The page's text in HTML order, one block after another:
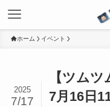
ホーム イベント
【ツム
7月16日
2025
7/17